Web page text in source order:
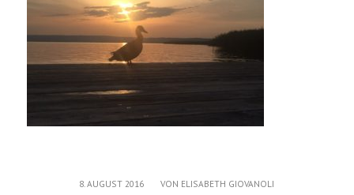
8. AUGUST 2016
/ VON ELISABETH GIOVANOLI